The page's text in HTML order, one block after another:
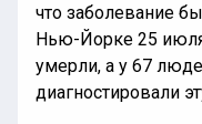
что заболевание
Нью-Йорке 25
умерли, а у 67
диагностировали